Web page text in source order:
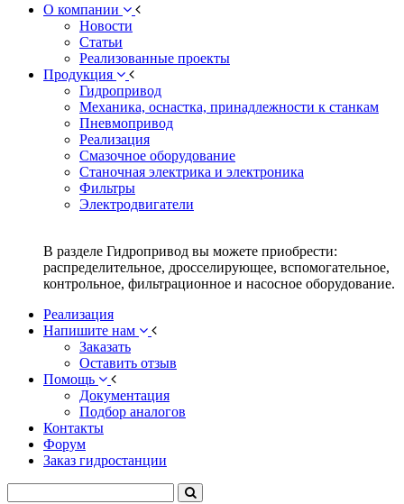
О компании
Новости
Статьи
Реализованные проекты
Продукция
Гидропривод
Механика, оснастка, принадлежности к станкам
Пневмопривод
Реализация
Смазочное оборудование
Станочная электрика и электроника
Фильтры
Электродвигатели
В разделе Гидропривод вы можете приобрести:
распределительное, дросселирующее, вспомогательное,
контрольное, фильтрационное и насосное оборудование.
Реализация
Напишите нам
Заказать
Оставить отзыв
Помощь
Документация
Подбор аналогов
Контакты
Форум
Заказ гидростанции